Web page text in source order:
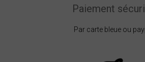
Paiement
Par carte bleue ou